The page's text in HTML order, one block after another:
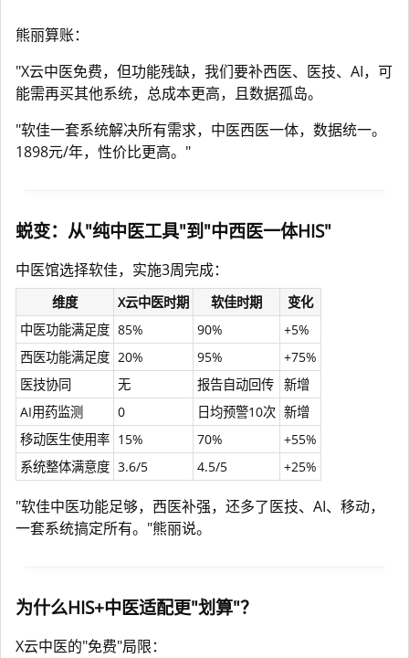
熊丽算账：
"X云中医免费，但功能残缺，我们要补西医、医技、AI，可
能需再买其他系统，总成本更高，且数据孤岛。
"软佳一套系统解决所有需求，中医西医一体，数据统一。
1898元/年，性价比更高。"
蜕变：从"纯中医工具"到"中西医一体HIS"
中医馆选择软佳，实施3周完成：
维度 X云中医时期 软佳时期
变化
中医功能满足度 85% 90%
+5%
西医功能满足度 20% 95%
+75%
医技协同
无 报告自动回传 新增
AI用药监测
0 日均预警10次 新增
移动医生使用率 15% 70%
+55%
系统整体满意度 3.6/5 4.5/5 +25%
"软佳中医功能足够，西医补强，还多了医技、AI、移动，
一套系统搞定所有。"熊丽说。
为什么HIS+中医适配更"划算"？
X云中医的"免费"局限：